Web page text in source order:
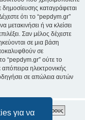
για να
καταγράφεται
ότι το “pepdym.gr”
μετακινήσει ή να κλείσει
Σαν μέλος δέχεστε
σε μια βάση
σε
“pepdym.gr” ούτε το
ηλεκτρονικής
σε απώλεια αυτών